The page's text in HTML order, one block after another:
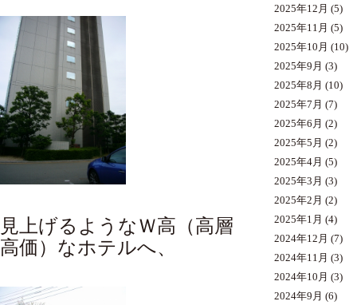
見上げるようなＷ高（高層
高価）なホテルへ、
2025年12月 (5)
2025年11月 (5)
2025年10月 (10)
2025年9月 (3)
2025年8月 (10)
2025年7月 (7)
2025年6月 (2)
2025年5月 (2)
2025年4月 (5)
2025年3月 (3)
2025年2月 (2)
2025年1月 (4)
2024年12月 (7)
2024年11月 (3)
2024年10月 (3)
2024年9月 (6)